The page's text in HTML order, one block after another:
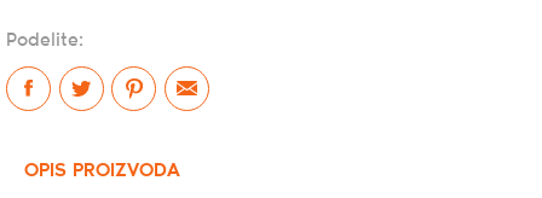
Podelite:
OPIS PROIZVODA